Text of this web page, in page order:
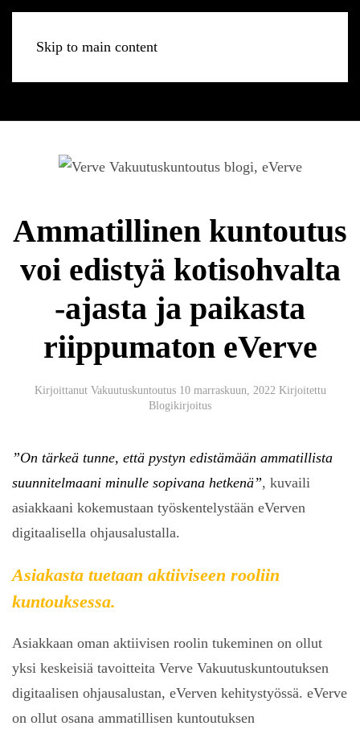
Skip to main content
Ammatillinen kuntoutus
voi edistyä kotisohvalta
-ajasta ja paikasta
riippumaton eVerve
Kirjoittanut Vakuutuskuntoutus 10 marraskuun, 2022Kirjoitettu
Blogikirjoitus
”On tärkeä tunne, että pystyn edistämään ammatillista
suunnitelmaani minulle sopivana hetkenä”, kuvaili
asiakkaani kokemustaan työskentelystään eVerven
digitaalisella ohjausalustalla.
Asiakasta tuetaan aktiiviseen rooliin
kuntouksessa.
Asiakkaan oman aktiivisen roolin tukeminen on ollut
yksi keskeisiä tavoitteita Verve Vakuutuskuntoutuksen
digitaalisen ohjausalustan, eVerven kehitystyössä. eVerve
on ollut osana ammatillisen kuntoutuksen